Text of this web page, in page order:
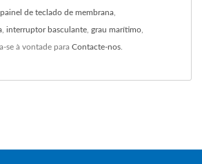
painel de teclado de membrana
interruptor basculante grau marítimo
se à vontade para Contacte-nos